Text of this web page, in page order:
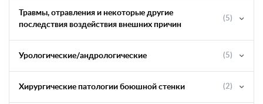
Травмы, отравления и некоторые другие
последствия воздействия внешних причин
(5)
Урологические/андрологические (5)
Хирургические патологии боюшной стенки (2)